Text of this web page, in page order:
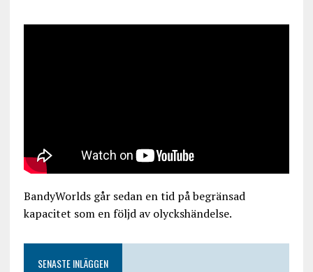
BandyWorlds går sedan en tid på begränsad
kapacitet som en följd av olyckshändelse.
SENASTE INLÄGGEN